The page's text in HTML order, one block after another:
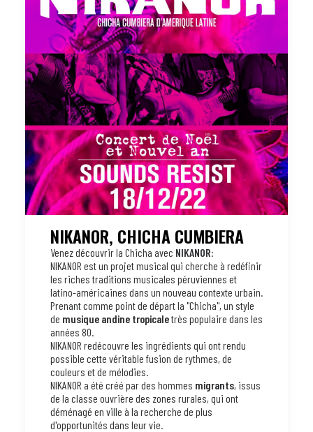
NIKANOR, CHICHA CUMBIERA
Venez découvrir la Chicha avec NIKANOR:
NIKANOR est un projet musical qui cherche à redéfinir
les riches traditions musicales péruviennes et
latino-américaines dans un nouveau contexte urbain.
Prenant comme point de départ la "Chicha", un style
de musique andine tropicaletrès populaire dans les
années 80.
NIKANOR redécouvre les ingrédients qui ont rendu
possible cette véritable fusion de rythmes, de
couleurs et de mélodies.
NIKANOR a été créé par des hommes migrants, issus
de la classe ouvrière des zones rurales, qui ont
déménagé en ville à la recherche de plus
d'opportunités dans leur vie.